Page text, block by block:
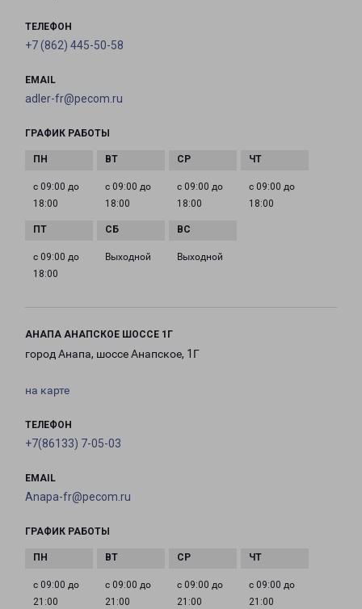
ТЕЛЕФОН
+7 (862) 445-50-58
EMAIL
adler-fr@pecom.ru
ГРАФИК РАБОТЫ
с 09:00 до
18:00
с 09:00 до
18:00
с 09:00 до
18:00
с 09:00 до
18:00
с 09:00 до
18:00
Выходной Выходной
АНАПА АНАПСКОЕ ШОССЕ 1Г
город Анапа, шоссе Анапское, 1Г
на карте
ТЕЛЕФОН
+7(86133) 7-05-03
EMAIL
Anapa-fr@pecom.ru
ГРАФИК РАБОТЫ
с 09:00 до
21:00
с 09:00 до
21:00
с 09:00 до
21:00
с 09:00 до
21:00